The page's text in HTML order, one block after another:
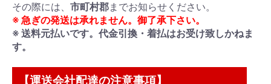
その際には、 市町村郡までお知らせください。
※ 急ぎの発送は承れません。御了承下さい。
※ 送料元払いです。代金引換・着払はお受け致しかねま
す。
【運送会社配達の注意事項】